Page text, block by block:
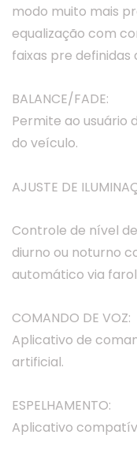
modo muito mais
equalização com
faixas pre definidas
BALANCE/FADE:
Permite ao usuário
do veículo.
AJUSTE DE
Controle de nível
diurno ou noturno
automático via
COMANDO DE VOZ:
Aplicativo de
artificial.
ESPELHAMENTO:
Aplicativo